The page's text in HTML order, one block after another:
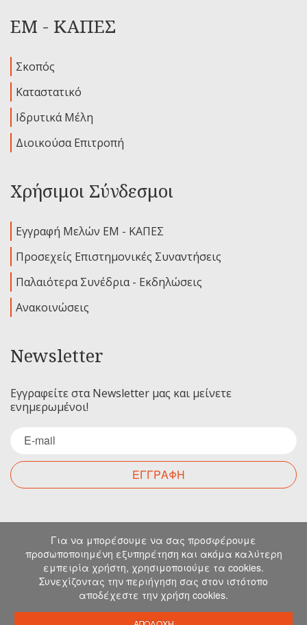
ΕΜ - ΚΑΠΕΣ
Σκοπός
Καταστατικό
Ιδρυτικά Μέλη
Διοικούσα Επιτροπή
Χρήσιμοι Σύνδεσμοι
Εγγραφή Μελών ΕΜ - ΚΑΠΕΣ
Προσεχείς Επιστημονικές Συναντήσεις
Παλαιότερα Συνέδρια - Εκδηλώσεις
Ανακοινώσεις
Newsletter
Εγγραφείτε στα Newsletter μας και μείνετε
ενημερωμένοι!
ΕΓΓΡΑΦΗ
Επικοινωνία
Για οποιαδήποτε ερώτηση σας μπορείτε να
επικοινωνήσετε μαζί μας στα παρακάτω στοιχεία.
Μιχελιδάκη 19, Ηράκλειο, 71202, Κρήτη
Για να μπορέσουμε να σας προσφέρουμε
προσωποποιημένη εξυπηρέτηση και ακόμα καλύτερη
εμπειρία χρήστη, χρησιμοποιούμε τα cookies.
Συνεχίζοντας την περιήγηση σας στον ιστότοπο
αποδέχεστε την χρήση cookies.